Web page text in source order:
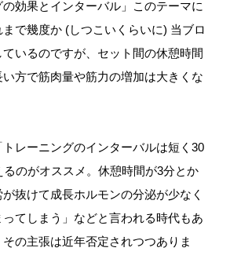
の効果とインターバル」このテーマに
で幾度か (しつこいくらいに) 当ブロ
いるのですが、セット間の休憩時間
方で筋肉量や筋力の増加は大きくな
レーニングのインターバルは短く30
るのがオススメ。休憩時間が3分とか
抜けて成長ホルモンの分泌が少なく
てしまう」などと言われる時代もあ
の主張は近年否定されつつありま